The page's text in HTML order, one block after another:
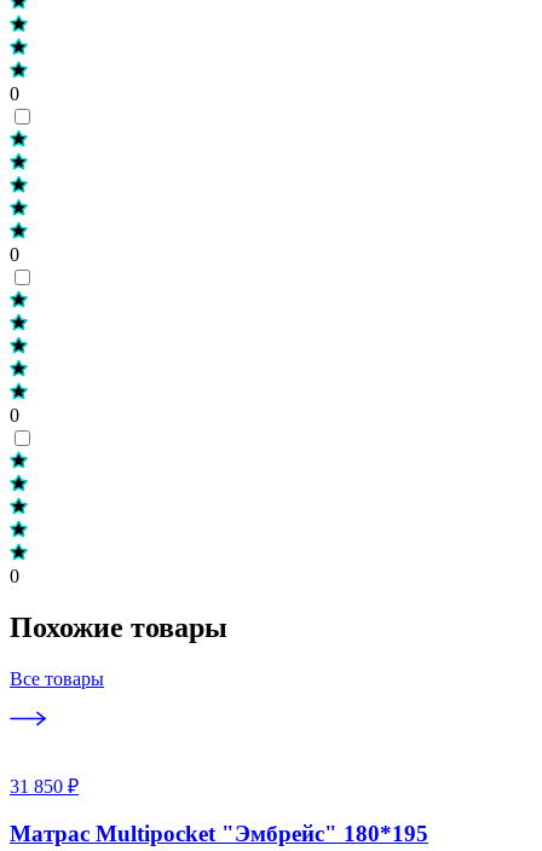
0
0
0
0
Похожие товары
Все товары
31 850 ₽
Матрас Multipocket "Эмбрейс" 180*195